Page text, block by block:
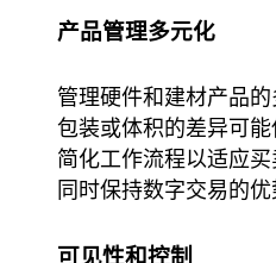
产品管理多元化
管理硬件和建材产品的
包装或体积的差异可能
简化工作流程以适应买
同时保持数字交易的
可见性和控制